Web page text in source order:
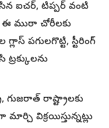
ఐచర్, టిప్పర్ వంటి
ఈ ముఠా చోరీలకు
పగులగొట్టి, స్టీరింగ్
రాష్ట్రాలకు
విక్రయిస్తున్నట్లు